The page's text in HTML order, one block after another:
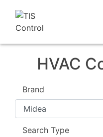
HVAC
Brand
Search Type